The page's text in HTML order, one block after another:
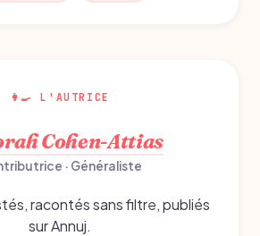
👩‍🍳 L'AUTRICE
Cohen-Attias
· Généraliste
racontés sans filtre, publiés
sur Annuj.